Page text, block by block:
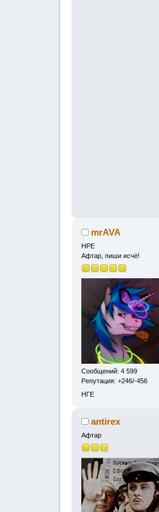
mrAVA
НРЕ
Афтар, пиши исчё!
Сообщений: 4 599
Репутация: +246/-456
НГЕ
antireх
Афтар